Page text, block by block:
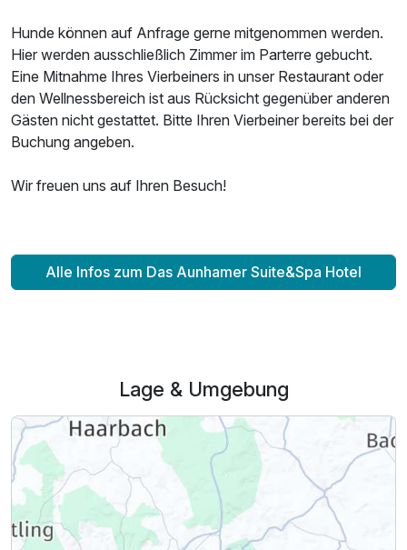
Hunde können auf Anfrage gerne mitgenommen werden.
Hier werden ausschließlich Zimmer im Parterre gebucht.
Eine Mitnahme Ihres Vierbeiners in unser Restaurant oder
den Wellnessbereich ist aus Rücksicht gegenüber anderen
Gästen nicht gestattet. Bitte Ihren Vierbeiner bereits bei der
Buchung angeben.
Wir freuen uns auf Ihren Besuch!
Alle Infos zum Das Aunhamer Suite&Spa Hotel
Lage & Umgebung